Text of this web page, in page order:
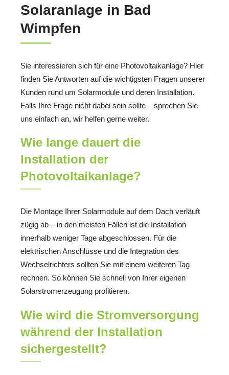
Solaranlage in Bad
Wimpfen
Sie interessieren sich für eine Photovoltaikanlage? Hier
finden Sie Antworten auf die wichtigsten Fragen unserer
Kunden rund um Solarmodule und deren Installation.
Falls Ihre Frage nicht dabei sein sollte – sprechen Sie
uns einfach an, wir helfen gerne weiter.
Wie lange dauert die
Installation der
Photovoltaikanlage?
Die Montage Ihrer Solarmodule auf dem Dach verläuft
zügig ab – in den meisten Fällen ist die Installation
innerhalb weniger Tage abgeschlossen. Für die
elektrischen Anschlüsse und die Integration des
Wechselrichters sollten Sie mit einem weiteren Tag
rechnen. So können Sie schnell von Ihrer eigenen
Solarstromerzeugung profitieren.
Wie wird die Stromversorgung
während der Installation
sichergestellt?